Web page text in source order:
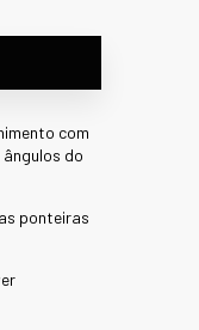
com
do
ponteiras